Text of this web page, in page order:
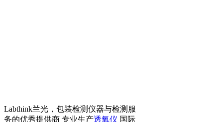
Labthink兰光，包装检测仪器与检测服
务的优秀提供商 专业生产透氧仪 国际